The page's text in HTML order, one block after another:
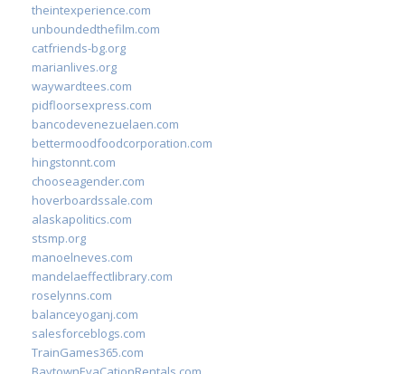
theintexperience.com
unboundedthefilm.com
catfriends-bg.org
marianlives.org
waywardtees.com
pidfloorsexpress.com
bancodevenezuelaen.com
bettermoodfoodcorporation.com
hingstonnt.com
chooseagender.com
hoverboardssale.com
alaskapolitics.com
stsmp.org
manoelneves.com
mandelaeffectlibrary.com
roselynns.com
balanceyoganj.com
salesforceblogs.com
TrainGames365.com